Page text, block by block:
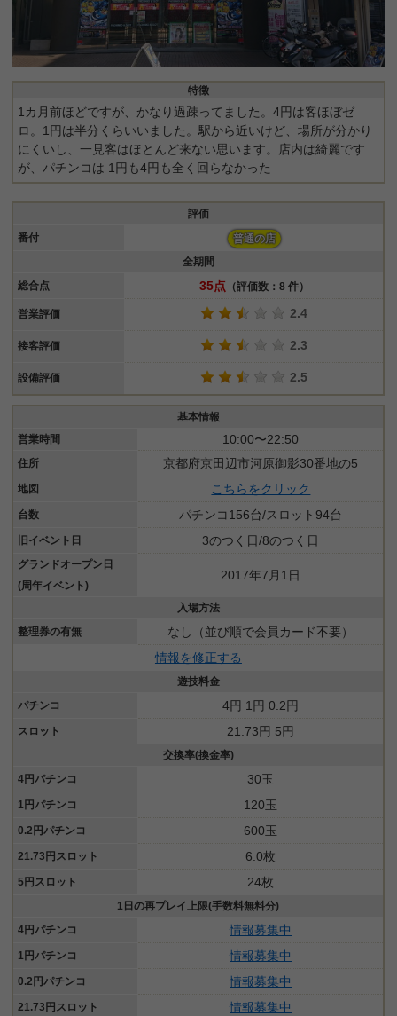
特徴
1カ月前ほどですが、かなり過疎ってました。4円は客ほぼゼ
ロ。1円は半分くらいいました。駅から近いけど、場所が分かり
にくいし、一見客はほとんど来ない思います。店内は綺麗です
が、パチンコは 1円も4円も全く回らなかった
評価
番付
普通の店
全期間
総合点
35点 （評価数：8 件）
営業評価 2.4
接客評価 2.3
設備評価 2.5
基本情報
営業時間
10:00〜22:50
住所 京都府京田辺市河原御影30番地の5
地図 こちらをクリック
台数 パチンコ156台/スロット94台
旧イベント日 3のつく日/8のつく日
グランドオープン日
(周年イベント)
2017年7月1日
入場方法
整理券の有無
なし（並び順で会員カード不要）
情報を修正する
遊技料金
パチンコ
4円 1円 0.2円
スロット 21.73円 5円
交換率(換金率)
4円パチンコ
30玉
1円パチンコ 120玉
0.2円パチンコ 600玉
21.73円スロット 6.0枚
5円スロット 24枚
1日の再プレイ上限(手数料無料分)
4円パチンコ
情報募集中
1円パチンコ 情報募集中
0.2円パチンコ 情報募集中
21.73円スロット 情報募集中